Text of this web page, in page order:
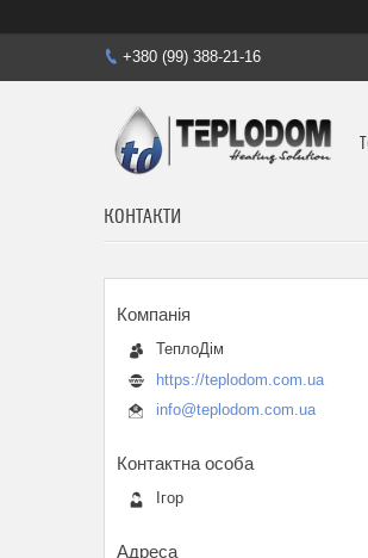
+380 (99) 388-21-16
КОНТАКТИ
ТеплоДім
https://teplodom.com.ua
info@teplodom.com.ua
Ігор